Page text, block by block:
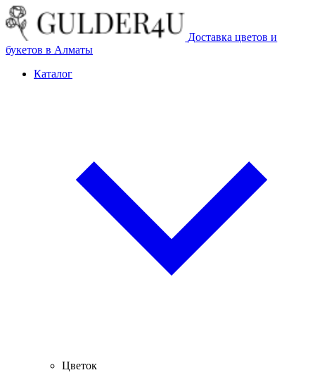
Доставка цветов и
букетов в Алматы
Каталог
Цветок